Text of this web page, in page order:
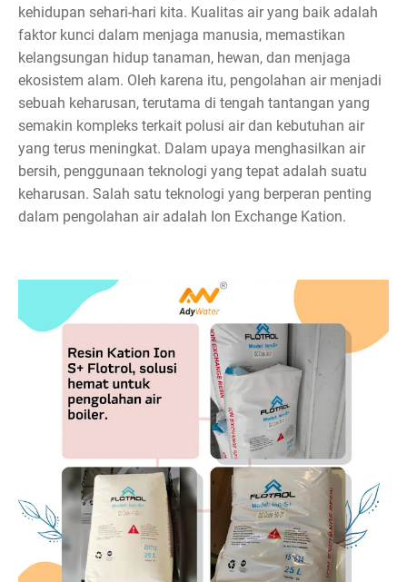
kehidupan sehari-hari kita. Kualitas air yang baik adalah
faktor kunci dalam menjaga manusia, memastikan
kelangsungan hidup tanaman, hewan, dan menjaga
ekosistem alam. Oleh karena itu, pengolahan air menjadi
sebuah keharusan, terutama di tengah tantangan yang
semakin kompleks terkait polusi air dan kebutuhan air
yang terus meningkat. Dalam upaya menghasilkan air
bersih, penggunaan teknologi yang tepat adalah suatu
keharusan. Salah satu teknologi yang berperan penting
dalam pengolahan air adalah Ion Exchange Kation.